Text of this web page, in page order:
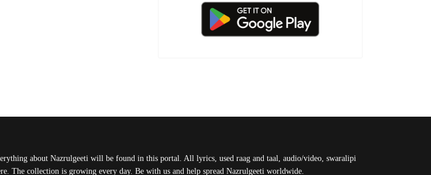
about Nazrulgeeti will be found in this portal. All lyrics, used raag and taal, audio/video, swaralipi
The collection is growing every day. Be with us and help spread Nazrulgeeti worldwide.